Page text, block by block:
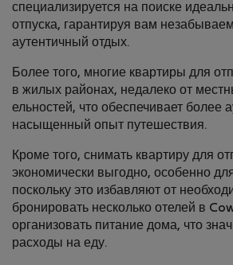
специализируется на поиске
отпуска, гарантируя вам
аутентичный отдых.
Более того, многие квартиры для
в жилых районах, недалеко от
ельностей, что обеспечивает более
насыщенный опыт путешествия.
Кроме того, снимать квартиру для
экономически выгодно, особенно
поскольку это избавляют от
бронировать несколько отелей в
организовать питание дома, что
расходы на еду.